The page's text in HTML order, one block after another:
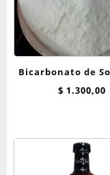
Bicarbonato de
grs
$ 1.300,00